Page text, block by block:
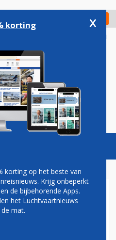
Check in
Vacatures
A321NEO
korting x
korting op het beste van
Krijg onbeperkt
de bijbehorende Apps.
het Luchtvaartnieuws
mat.